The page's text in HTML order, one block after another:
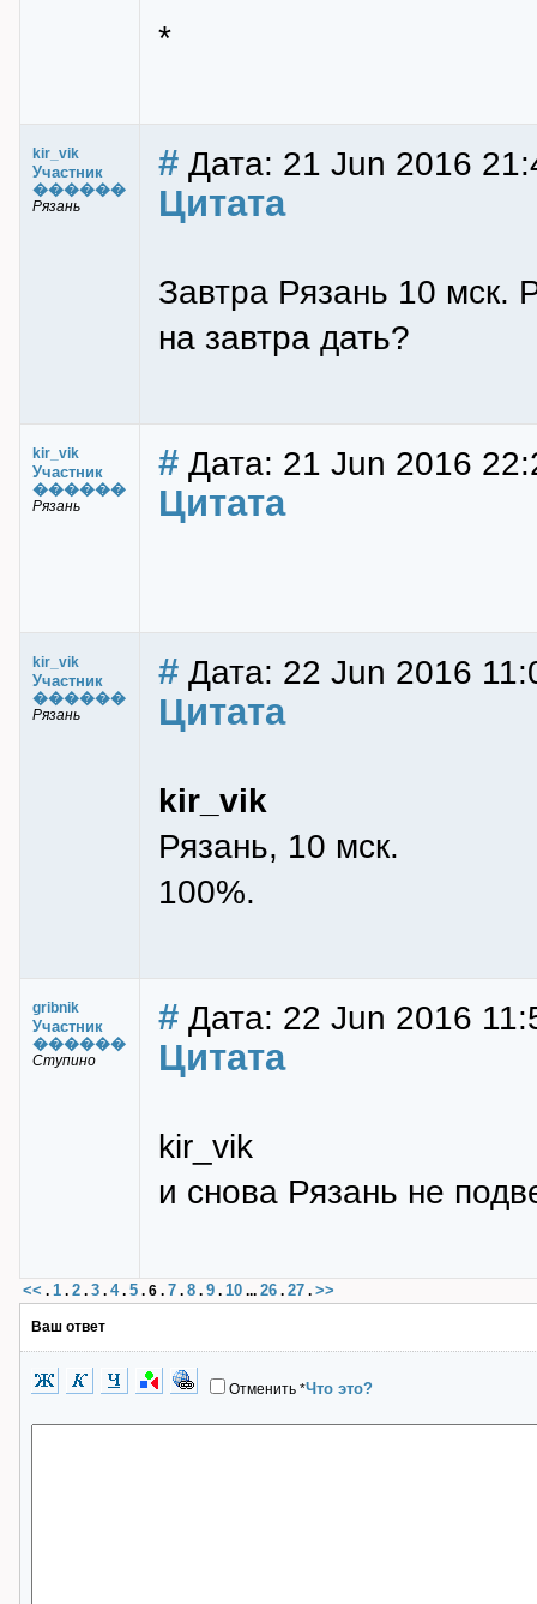
*
kir_vik
Участник
������
Рязань
# Дата: 21 Jun 2016
Цитата
Завтра Рязань 10 мск.
на завтра дать?
kir_vik
Участник
������
Рязань
# Дата: 21 Jun 2016
Цитата
kir_vik
Участник
������
Рязань
# Дата: 22 Jun 2016
Цитата
kir_vik
Рязань, 10 мск.
100%.
gribnik
Участник
������
Ступино
# Дата: 22 Jun 2016
Цитата
kir_vik
и снова Рязань не
<< . 1 . 2 . 3 . 4. 5 . 6 . 7 . 8 . 9 . 10 ... 26 . 27 . >>
Ваш ответ
Отменить *Что это?